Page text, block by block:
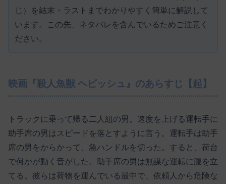
じ）を結末・ラストまでわかりやすく簡単に解説して
います。この先、ネタバレを含んでいるためご注意く
ださい。
映画『殺人魚獣 ヘビッシュ』のあらすじ【起】
トラックに乗って帰る二人組の男。速度を上げる運転手に
助手席の男はスピードを落とすように言う。運転手は助手
席の男をからかって、急ハンドルを切った。すると、荷台
で何かが動く音がした。助手席の男は無謀な運転に腹を立
てる。彼らは荷物を運んでいる最中で、依頼人から危険な